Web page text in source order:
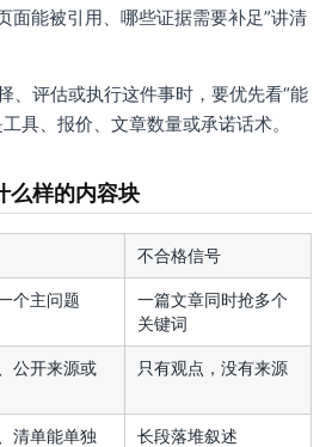
面能被引用、哪些证据需要补足”讲清
、评估或执行这件事时，要优先看“能
具、报价、文章数量或承诺话术。
么样的内容块
不合格信号
个主问题
一篇文章同时抢多个
关键词
公开来源或
只有观点，没有来源
清单能单独
长段落堆叙述